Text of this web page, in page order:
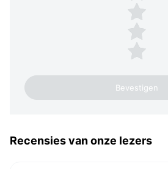
3 sterren
2 sterren
1 ster
Recensies van onze lezers